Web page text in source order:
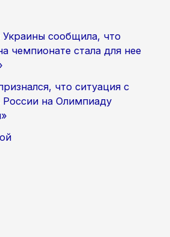
сообщила, что
чемпионате стала для нее
что ситуация с
на Олимпиаду